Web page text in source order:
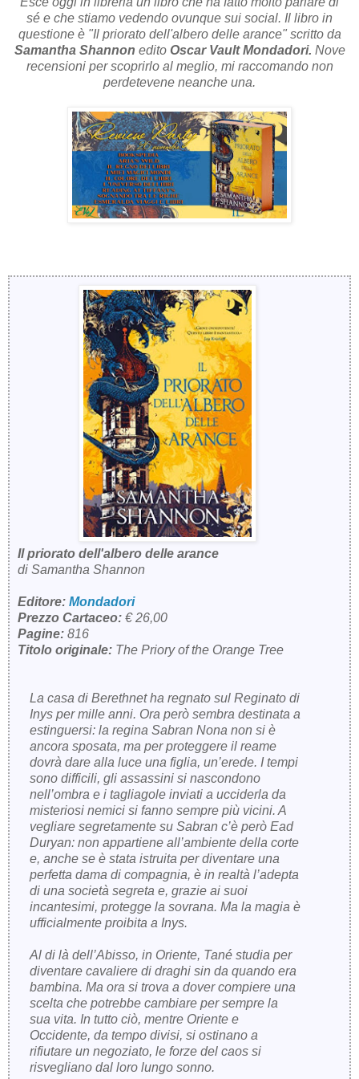
sé e che stiamo vedendo ovunque sui social. Il libro in
questione è "Il priorato dell'albero delle arance" scritto da
Samantha Shannon edito Oscar Vault Mondadori. Nove
recensioni per scoprirlo al meglio, mi raccomando non
perdetevene neanche una.
Il priorato dell'albero delle arance
di Samantha Shannon
Editore: Mondadori
Prezzo Cartaceo: € 26,00
Pagine: 816
Titolo originale: The Priory of the Orange Tree
La casa di Berethnet ha regnato sul Reginato di
Inys per mille anni. Ora però sembra destinata a
estinguersi: la regina Sabran Nona non si è
ancora sposata, ma per proteggere il reame
dovrà dare alla luce una figlia, un’erede. I tempi
sono difficili, gli assassini si nascondono
nell’ombra e i tagliagole inviati a ucciderla da
misteriosi nemici si fanno sempre più vicini. A
vegliare segretamente su Sabran c’è però Ead
Duryan: non appartiene all’ambiente della corte
e, anche se è stata istruita per diventare una
perfetta dama di compagnia, è in realtà l’adepta
di una società segreta e, grazie ai suoi
incantesimi, protegge la sovrana. Ma la magia è
ufficialmente proibita a Inys.
Al di là dell’Abisso, in Oriente, Tané studia per
diventare cavaliere di draghi sin da quando era
bambina. Ma ora si trova a dover compiere una
scelta che potrebbe cambiare per sempre la
sua vita. In tutto ciò, mentre Oriente e
Occidente, da tempo divisi, si ostinano a
rifiutare un negoziato, le forze del caos si
risvegliano dal loro lungo sonno.